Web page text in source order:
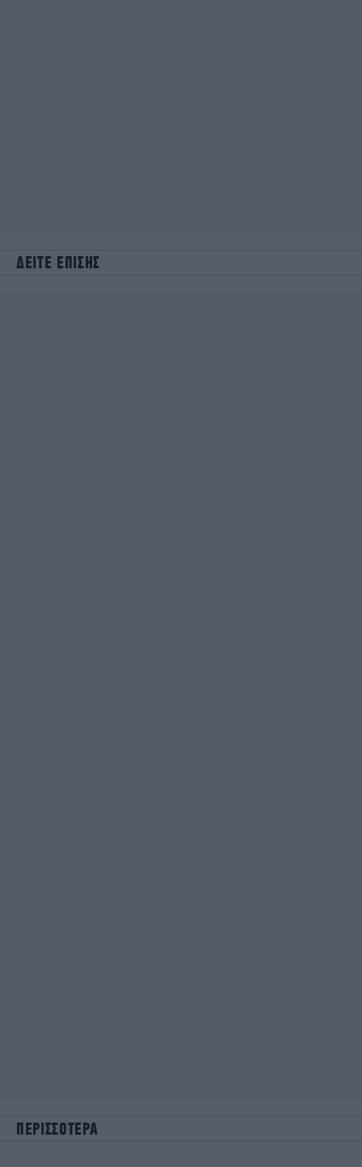
ΔΕΙΤΕ ΕΠΙΣΗΣ
ΠΕΡΙΣΣΟΤΕΡΑ